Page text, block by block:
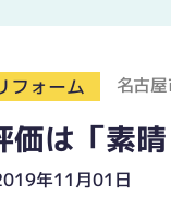
フォーム 名古
価は「素晴
年11月01日